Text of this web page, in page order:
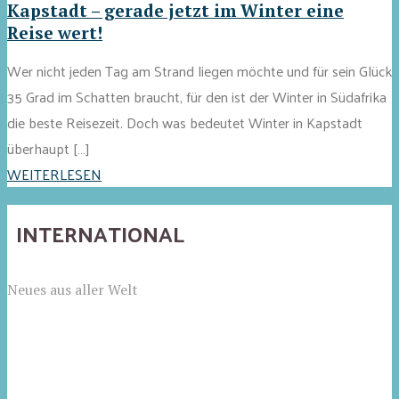
Kapstadt – gerade jetzt im Winter eine
Reise wert!
Wer nicht jeden Tag am Strand liegen möchte und für sein Glück
35 Grad im Schatten braucht, für den ist der Winter in Südafrika
die beste Reisezeit. Doch was bedeutet Winter in Kapstadt
überhaupt […]
WEITERLESEN
INTERNATIONAL
Neues aus aller Welt